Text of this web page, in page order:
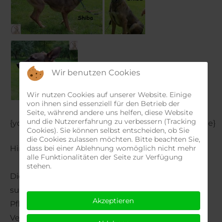
{youtube}https://youtu.be/ZdDGLdSuq2Y{/youtube}
Hinweis:
Dieses Tier befindet sich noch im Ausland und
sucht einen Pflege- oder Endplatz. Wenn Sie eine
Pflegestelle bieten möchten, um die
Vermittlungschancen zu erhöhen, sprechen Sie
Wir benutzen Cookies
Wir nutzen Cookies auf unserer Website. Einige
von ihnen sind essenziell für den Betrieb der
Seite, während andere uns helfen, diese Website
und die Nutzererfahrung zu verbessern (Tracking
Cookies). Sie können selbst entscheiden, ob Sie
die Cookies zulassen möchten. Bitte beachten Sie,
dass bei einer Ablehnung womöglich nicht mehr
alle Funktionalitäten der Seite zur Verfügung
stehen.
Akzeptieren